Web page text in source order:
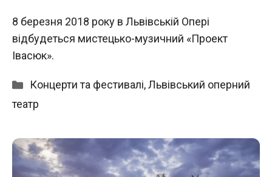
8 березня 2018 року в Львівській Опері
відбудеться мистецько-музичний «Проект
Івасюк».
Категорії
Концерти та фестивалі,Львівський оперний
театр